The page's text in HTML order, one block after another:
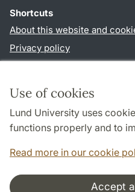
Use of cookies
Lund University uses
functions properly and to
Read more in our cookie
Accept
Shortcuts
About this website and
Privacy policy
Follow us in sociala media